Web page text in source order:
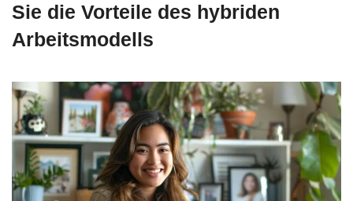
Sie die Vorteile des hybriden
Arbeitsmodells